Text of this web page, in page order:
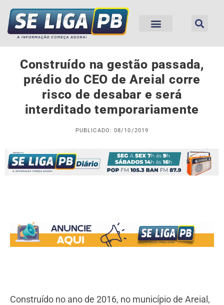
Construído na gestão passada,
prédio do CEO de Areial corre
risco de desabar e será
interditado temporariamente
PUBLICADO: 08/10/2019
Construído no ano de 2016, no município de Areial,